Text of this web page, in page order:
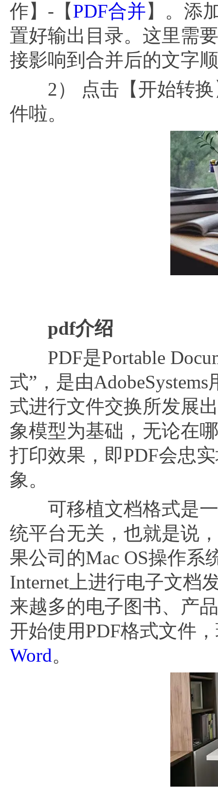
作】-【PDF合并】。添
置好输出目录。这里需
接影响到合并后的文字
2） 点击【开始转换
件啦。
pdf介绍
PDF是Portable
式”，是由
式进行文件交换所发展
象模型为基础，无论在
打印效果，即PDF会忠
象。
可移植文档格式是一
统平台无关，也就是说
果公司的Mac OS操作系
Internet上进行电子文档
来越多的电子图书、产
开始使用PDF格式文件
Word。